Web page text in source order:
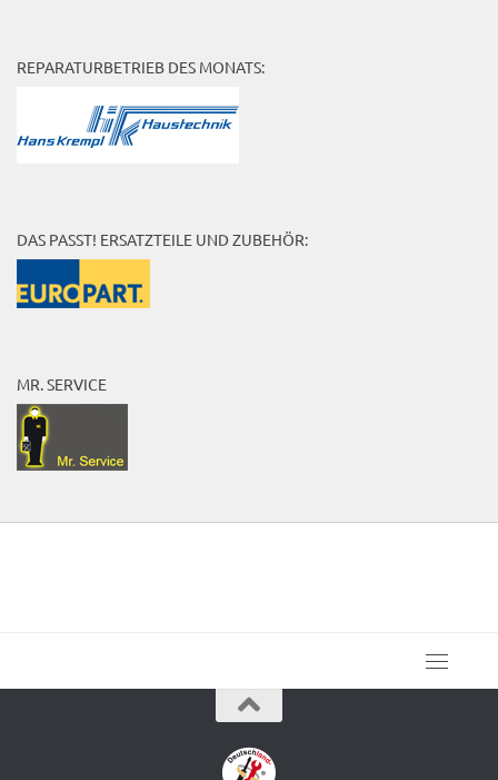
REPARATURBETRIEB DES MONATS:
DAS PASST! ERSATZTEILE UND ZUBEHÖR:
MR. SERVICE